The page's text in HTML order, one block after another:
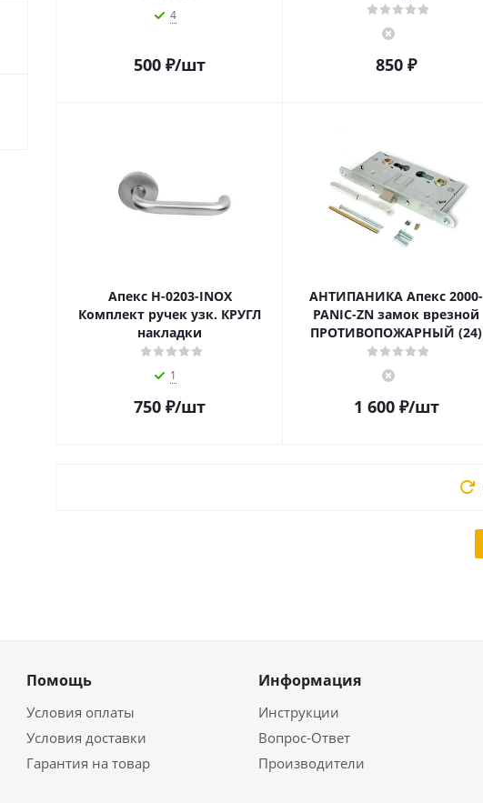
4
500 ₽/шт 850 ₽
Апекс Н-0203-INOX
Комплект ручек узк. КРУГЛ
накладки
1
750 ₽/шт
АНТИПАНИКА Апекс 2000-
PANIC-ZN замок врезной
ПРОТИВОПОЖАРНЫЙ (24)
1 600₽/шт
Помощь
Условия оплаты
Условия доставки
Гарантия на товар
Информация
Инструкции
Вопрос-Ответ
Производители